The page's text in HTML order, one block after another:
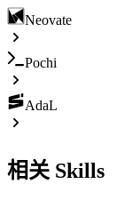
Neovate
Pochi
AdaL
相关 Skills